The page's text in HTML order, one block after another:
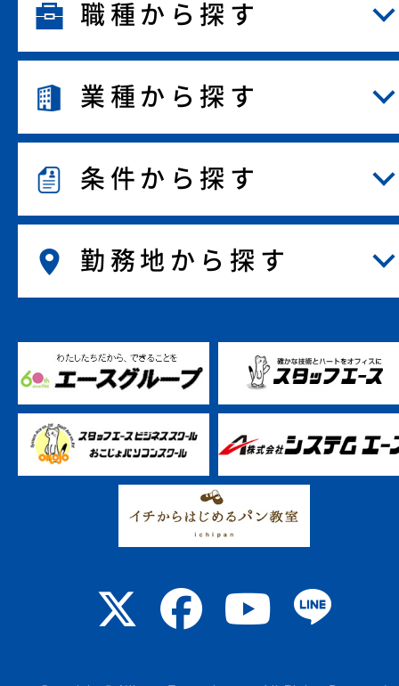
職種から探す
業種から探す
条件から探す
勤務地から探す